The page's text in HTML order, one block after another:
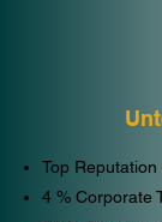
Top Reputation
4 % Corporate